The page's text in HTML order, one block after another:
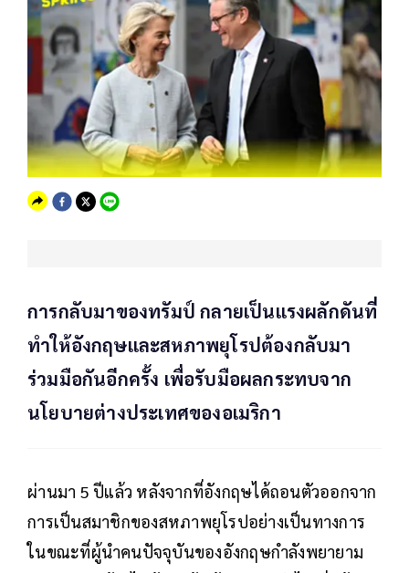
การกลับมาของทรัมป์ กลายเป็นแรงผลักดันที่
ทำให้อังกฤษและสหภาพยุโรปต้องกลับมา
ร่วมมือกันอีกครั้ง เพื่อรับมือผลกระทบจาก
นโยบายต่างประเทศของอเมริกา
ผ่านมา 5 ปีแล้ว หลังจากที่อังกฤษได้ถอนตัวออกจาก
การเป็นสมาชิกของสหภาพยุโรปอย่างเป็นทางการ
ในขณะที่ผู้นำคนปัจจุบันของอังกฤษกำลังพยายาม